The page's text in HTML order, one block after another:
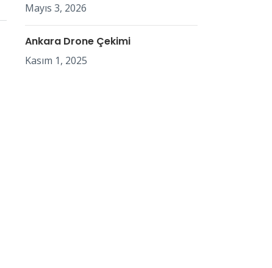
Mayıs 3, 2026
Ankara Drone Çekimi
Kasım 1, 2025